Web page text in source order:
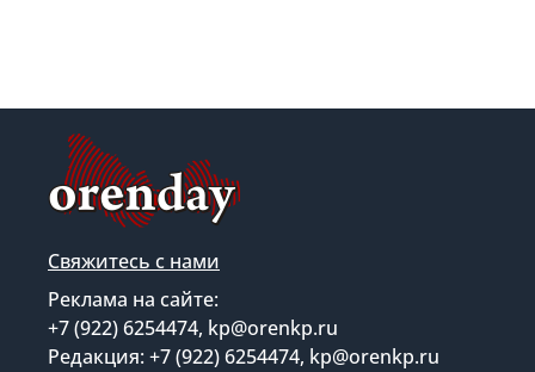
Свяжитесь с нами
Реклама на сайте:
+7 (922) 6254474, kp@orenkp.ru
Редакция: +7 (922) 6254474, kp@orenkp.ru